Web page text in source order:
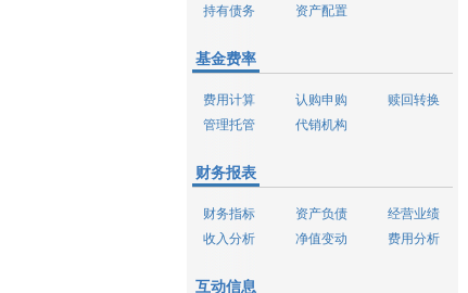
持有债务
资产配置
基金费率
费用计算 认购申购
赎回转换
管理托管
代销机构
财务报表
财务指标 资产负债
经营业绩
收入分析
净值变动 费用分析
互动信息